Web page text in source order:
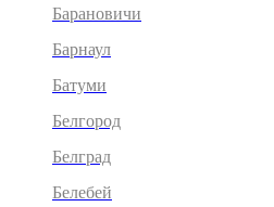
Барановичи
Барнаул
Батуми
Белгород
Белград
Белебей